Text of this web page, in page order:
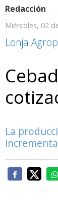
Redacción
Miércoles, 02
Lonja
La